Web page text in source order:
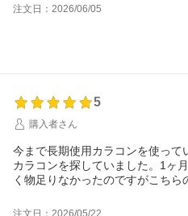
注文日：2026/06/05
5
購入者さん
今まで長期使用カラコンを使って
カラコンを探していました。1ヶ
く物足りなかったのですがこちら
注文日：2026/05/22